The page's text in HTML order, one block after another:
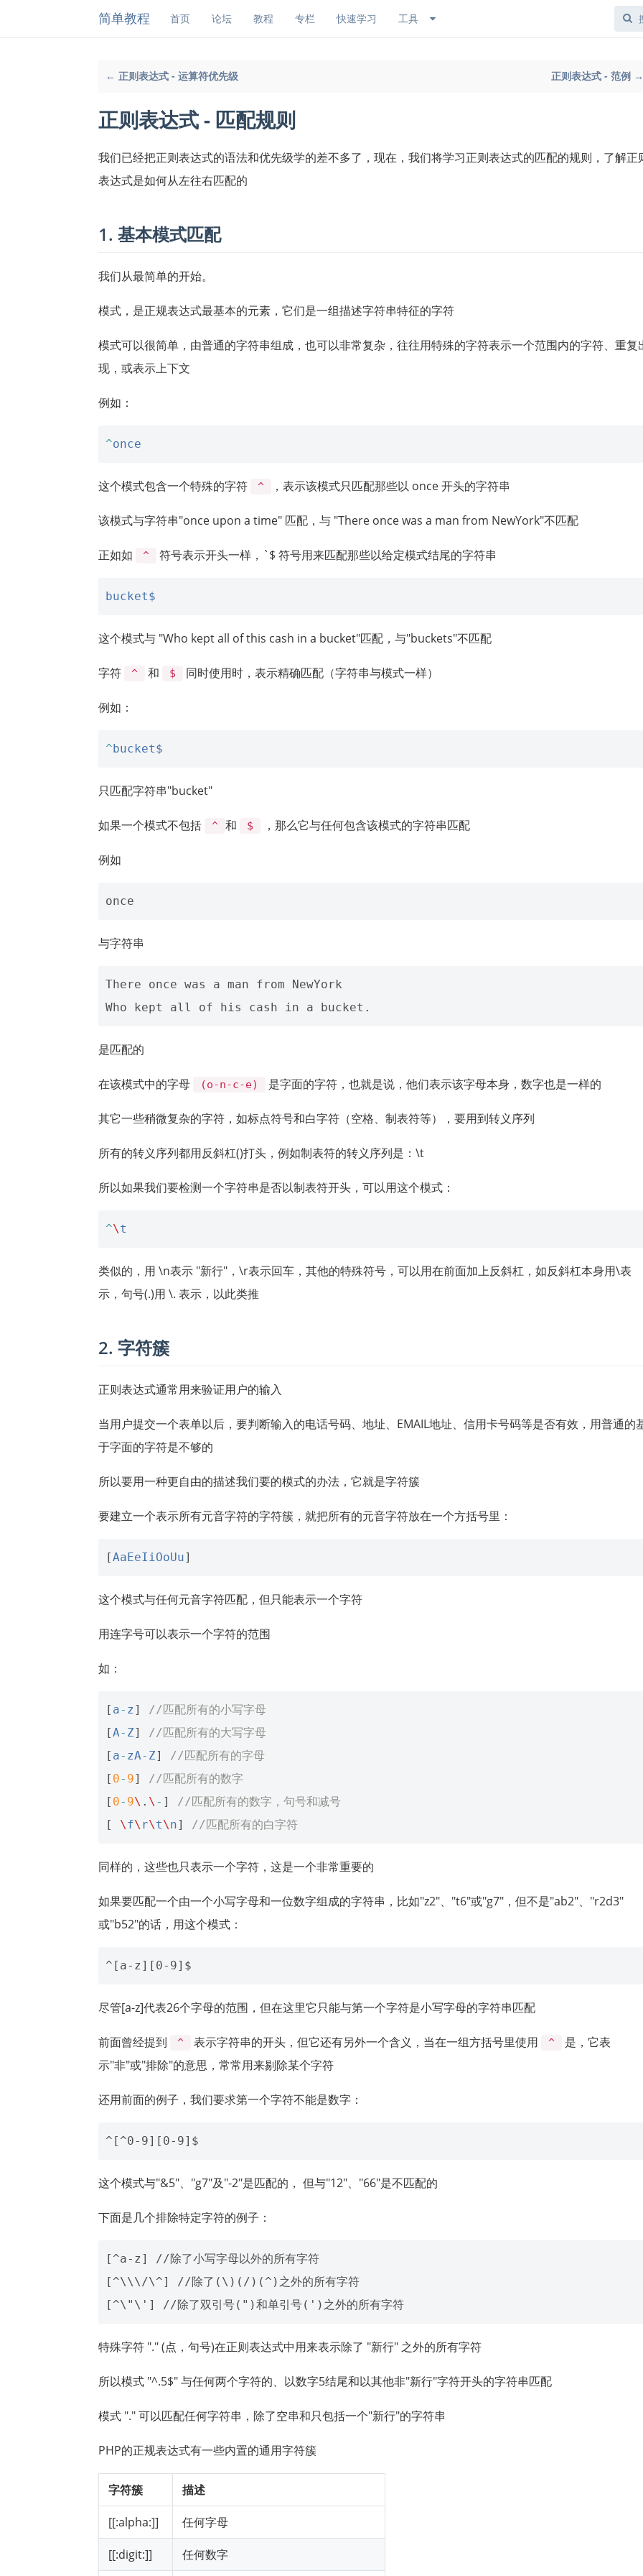
简单教程 首页 论坛 教程 专栏 快速学习 工具
← 正则表达式 - 运算符优先级 正则表达式 - 范例 →
正则表达式 - 匹配规则
我们已经把正则表达式的语法和优先级学的差不多了，现在，我们将学习正则表达式的匹配的规则，了解正
表达式是如何从左往右匹配的
1. 基本模式匹配
我们从最简单的开始。
模式，是正规表达式最基本的元素，它们是一组描述字符串特征的字符
模式可以很简单，由普通的字符串组成，也可以非常复杂，往往用特殊的字符表示一个范围内的字符、重复
现，或表示上下文
例如：
^once
这个模式包含一个特殊的字符 ^ ，表示该模式只匹配那些以 once 开头的字符串
该模式与字符串"once upon a time" 匹配，与 "There once was a man from NewYork"不匹配
正如如 ^ 符号表示开头一样，`$ 符号用来匹配那些以给定模式结尾的字符串
bucket$
这个模式与 "Who kept all of this cash in a bucket"匹配，与"buckets"不匹配
字符 ^ 和 $ 同时使用时，表示精确匹配（字符串与模式一样）
例如：
^bucket$
只匹配字符串"bucket"
如果一个模式不包括 ^ 和 $ ，那么它与任何包含该模式的字符串匹配
例如
与字符串
There once was a man from NewYork
是匹配的
在该模式中的字母 (o-n-c-e) 是字面的字符，也就是说，他们表示该字母本身，数字也是一样的
其它一些稍微复杂的字符，如标点符号和白字符（空格、制表符等），要用到转义序列
所有的转义序列都用反斜杠()打头，例如制表符的转义序列是：\t
所以如果我们要检测一个字符串是否以制表符开头，可以用这个模式：
^\t
类似的，用 \n表示 "新行"，\r表示回车，其他的特殊符号，可以用在前面加上反斜杠，如反斜杠本身用\表
示，句号(.)用 \. 表示，以此类推
2. 字符簇
正则表达式通常用来验证用户的输入
当用户提交一个表单以后，要判断输入的电话号码、地址、EMAIL地址、信用卡号码等是否有效，用普通的
于字面的字符是不够的
所以要用一种更自由的描述我们要的模式的办法，它就是字符簇
要建立一个表示所有元音字符的字符簇，就把所有的元音字符放在一个方括号里：
[AaEeIiOoUu]
这个模式与任何元音字符匹配，但只能表示一个字符
用连字号可以表示一个字符的范围
如：
[ a- z ]
//匹配所有的小写字母
[A- Z]
//匹配所有的大写字母
[ a- zA- Z]
//匹配所有的字母
[ 0- 9]
//匹配所有的数字
[ 0- 9\ . \ - ]
//匹配所有的数字，句号和减号
[
\f\ r\t\n] //匹配所有的白字符
同样的，这些也只表示一个字符，这是一个非常重要的
如果要匹配一个由一个小写字母和一位数字组成的字符串，比如"z2"、"t6"或"g7"，但不是"ab2"、"r2d3"
或"b52"的话，用这个模式：
尽管[a-z]代表26个字母的范围，但在这里它只能与第一个字符是小写字母的字符串匹配
前面曾经提到 ^ 表示字符串的开头，但它还有另外一个含义，当在一组方括号里使用 ^
是，它表
示"非"或"排除"的意思，常常用来剔除某个字符
还用前面的例子，我们要求第一个字符不能是数字：
这个模式与"&5"、"g7"及"-2"是匹配的， 但与"12"、"66"是不匹配的
下面是几个排除特定字符的例子：
[^a-z] //除了小写字母以外的所有字符
[^\\\/\^] //除了(\)(/)(^)之外的所有字符
特殊字符 "." (点，句号)在正则表达式中用来表示除了 "新行" 之外的所有字符
所以模式 "^.5$" 与任何两个字符的、以数字5结尾和以其他非"新行"字符开头的字符串匹配
模式 "." 可以匹配任何字符串，除了空串和只包括一个"新行"的字符串
PHP的正规表达式有一些内置的通用字符簇
字符簇 描述
[[:alpha:]] 任何字母
[[:digit:]] 任何数字